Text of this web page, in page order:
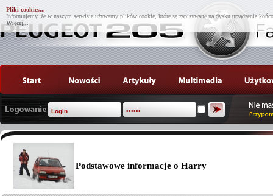
Pliki cookies...
Informujemy, że w naszym serwisie używamy plików cookie, które są zapisywane na dysku urządzenia
Więcej...
Podstawowe informacje o Harry